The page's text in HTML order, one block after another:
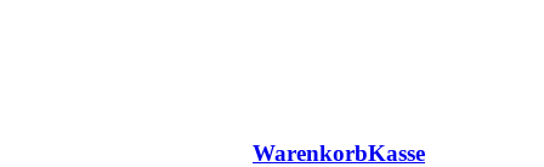
WarenkorbKasse